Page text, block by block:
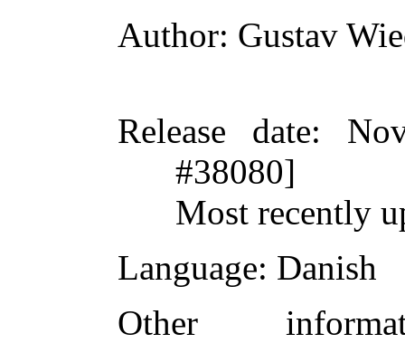
Author: Gustav
Release date:
#38080]
Most recently
Language: Danish
Other